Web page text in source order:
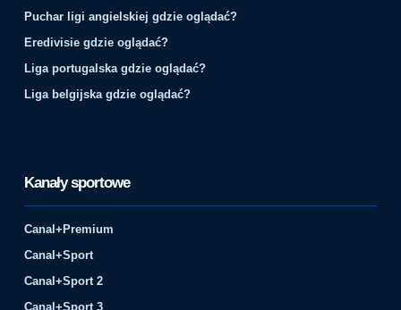
Puchar ligi angielskiej gdzie oglądać?
Eredivisie gdzie oglądać?
Liga portugalska gdzie oglądać?
Liga belgijska gdzie oglądać?
Kanały sportowe
Canal+Premium
Canal+Sport
Canal+Sport 2
Canal+Sport 3